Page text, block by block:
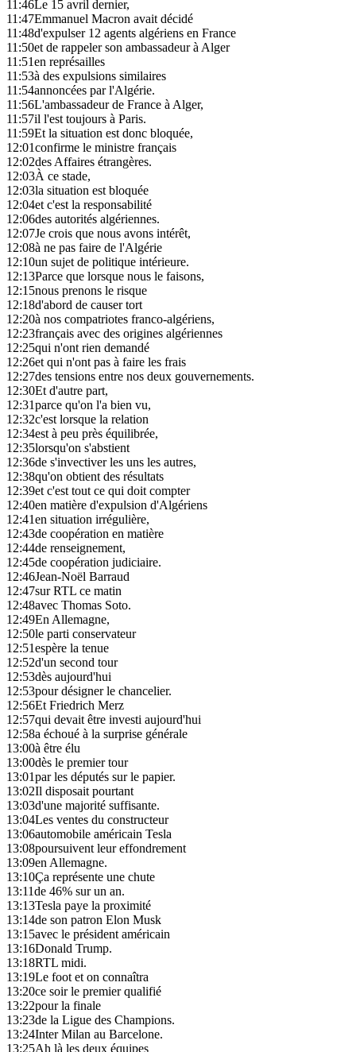
11:46Le 15 avril dernier,
11:47Emmanuel Macron avait décidé
11:48d'expulser 12 agents algériens en France
11:50et de rappeler son ambassadeur à Alger
11:51en représailles
11:53à des expulsions similaires
11:54annoncées par l'Algérie.
11:56L'ambassadeur de France à Alger,
11:57il l'est toujours à Paris.
11:59Et la situation est donc bloquée,
12:01confirme le ministre français
12:02des Affaires étrangères.
12:03À ce stade,
12:03la situation est bloquée
12:04et c'est la responsabilité
12:06des autorités algériennes.
12:07Je crois que nous avons intérêt,
12:08à ne pas faire de l'Algérie
12:10un sujet de politique intérieure.
12:13Parce que lorsque nous le faisons,
12:15nous prenons le risque
12:18d'abord de causer tort
12:20à nos compatriotes franco-algériens,
12:23français avec des origines algériennes
12:25qui n'ont rien demandé
12:26et qui n'ont pas à faire les frais
12:27des tensions entre nos deux gouvernements.
12:30Et d'autre part,
12:31parce qu'on l'a bien vu,
12:32c'est lorsque la relation
12:34est à peu près équilibrée,
12:35lorsqu'on s'abstient
12:36de s'invectiver les uns les autres,
12:38qu'on obtient des résultats
12:39et c'est tout ce qui doit compter
12:40en matière d'expulsion d'Algériens
12:41en situation irrégulière,
12:43de coopération en matière
12:44de renseignement,
12:45de coopération judiciaire.
12:46Jean-Noël Barraud
12:47sur RTL ce matin
12:48avec Thomas Soto.
12:49En Allemagne,
12:50le parti conservateur
12:51espère la tenue
12:52d'un second tour
12:53dès aujourd'hui
12:53pour désigner le chancelier.
12:56Et Friedrich Merz
12:57qui devait être investi aujourd'hui
12:58a échoué à la surprise générale
13:00à être élu
13:00dès le premier tour
13:01par les députés sur le papier.
13:02Il disposait pourtant
13:03d'une majorité suffisante.
13:04Les ventes du constructeur
13:06automobile américain Tesla
13:08poursuivent leur effondrement
13:09en Allemagne.
13:10Ça représente une chute
13:11de 46% sur un an.
13:13Tesla paye la proximité
13:14de son patron Elon Musk
13:15avec le président américain
13:16Donald Trump.
13:18RTL midi.
13:19Le foot et on connaîtra
13:20ce soir le premier qualifié
13:22pour la finale
13:23de la Ligue des Champions.
13:24Inter Milan au Barcelone.
13:25Ah là les deux équipes